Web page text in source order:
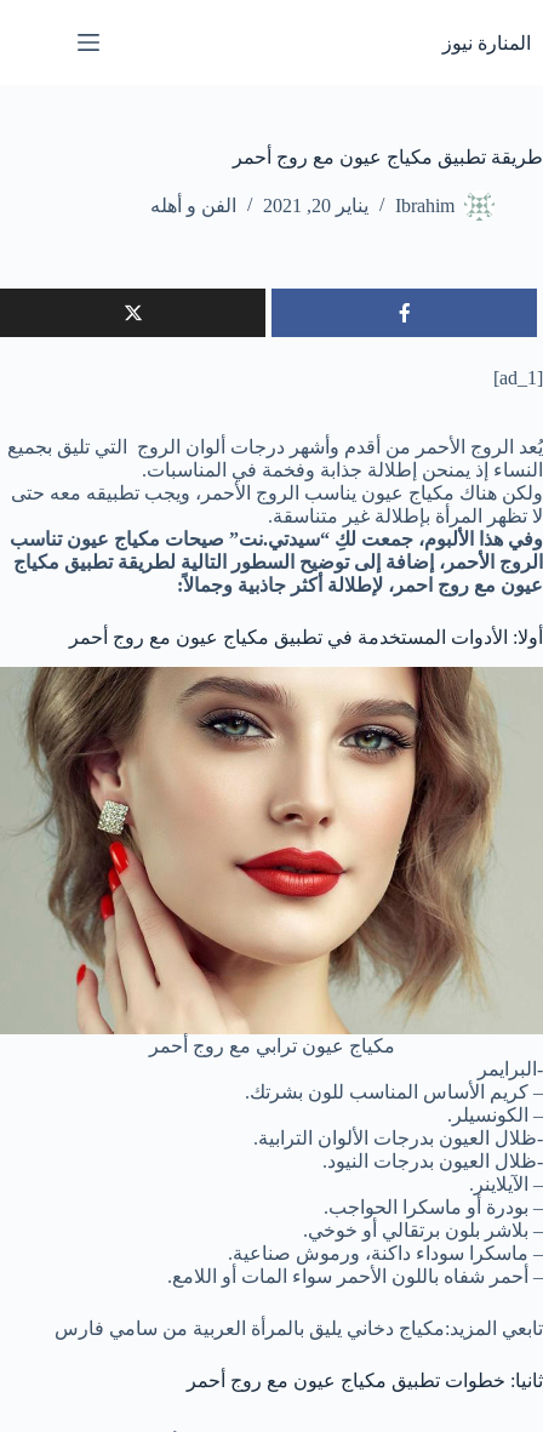
إلى
المحتوى
المنارة نيوز
طريقة تطبيق مكياج عيون مع روج أحمر
Ibrahim يناير 20, 2021 الفن و أهله
[ad_1]
يُعد الروج الأحمر من أقدم وأشهر درجات ألوان الروج التي تليق بجميع
النساء إذ يمنحن إطلالة جذابة وفخمة في المناسبات.
ولكن هناك مكياج عيون يناسب الروج الأحمر، ويجب تطبيقه معه حتى
لا تظهر المرأة بإطلالة غير متناسقة.
وفي هذا الألبوم، جمعت لكِ “سيدتي.نت” صيحات مكياج عيون تناسب
الروج الأحمر، إضافة إلى توضيح السطور التالية لطريقة تطبيق مكياج
عيون مع روج احمر، لإطلالة أكثر جاذبية وجمالاً:
أولا: الأدوات المستخدمة في تطبيق مكياج عيون مع روج أحمر
مكياج عيون ترابي مع روج أحمر
-البرايمر
– كريم الأساس المناسب للون بشرتك.
– الكونسيلر.
-ظلال العيون بدرجات الألوان الترابية.
-ظلال العيون بدرجات النيود.
– الآيلاينر.
– بودرة أو ماسكرا الحواجب.
– بلاشر بلون برتقالي أو خوخي.
– ماسكرا سوداء داكنة، ورموش صناعية.
– أحمر شفاه باللون الأحمر سواء المات أو اللامع.
تابعي المزيد:مكياج دخاني يليق بالمرأة العربية من سامي فارس
ثانيا: خطوات تطبيق مكياج عيون مع روج أحمر